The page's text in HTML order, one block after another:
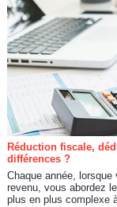
Réduction fiscale,
différences ?
Chaque année,
revenu, vous abordez
plus en plus complexe